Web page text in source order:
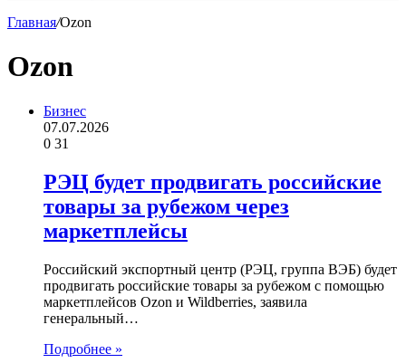
Главная/Ozon
Ozon
Бизнес
07.07.2026
0 31
РЭЦ будет продвигать российские
товары за рубежом через
маркетплейсы
Российский экспортный центр (РЭЦ, группа ВЭБ) будет
продвигать российские товары за рубежом с помощью
маркетплейсов Ozon и Wildberries, заявила
генеральный…
Подробнее »